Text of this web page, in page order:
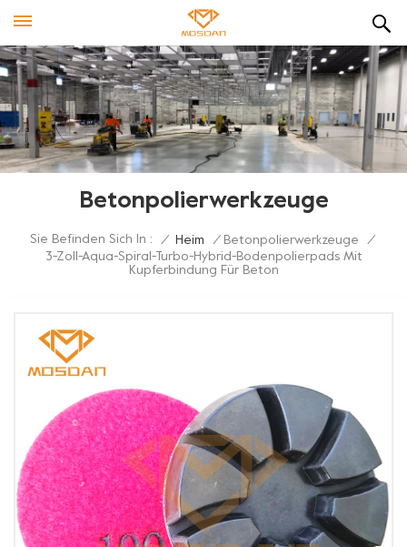
Betonpolierwerkzeuge
Sie Befinden Sich In : / Heim / Betonpolierwerkzeuge
/
3-Zoll-Aqua-Spiral-Turbo-Hybrid-Bodenpolierpads Mit
Kupferbindung Für Beton